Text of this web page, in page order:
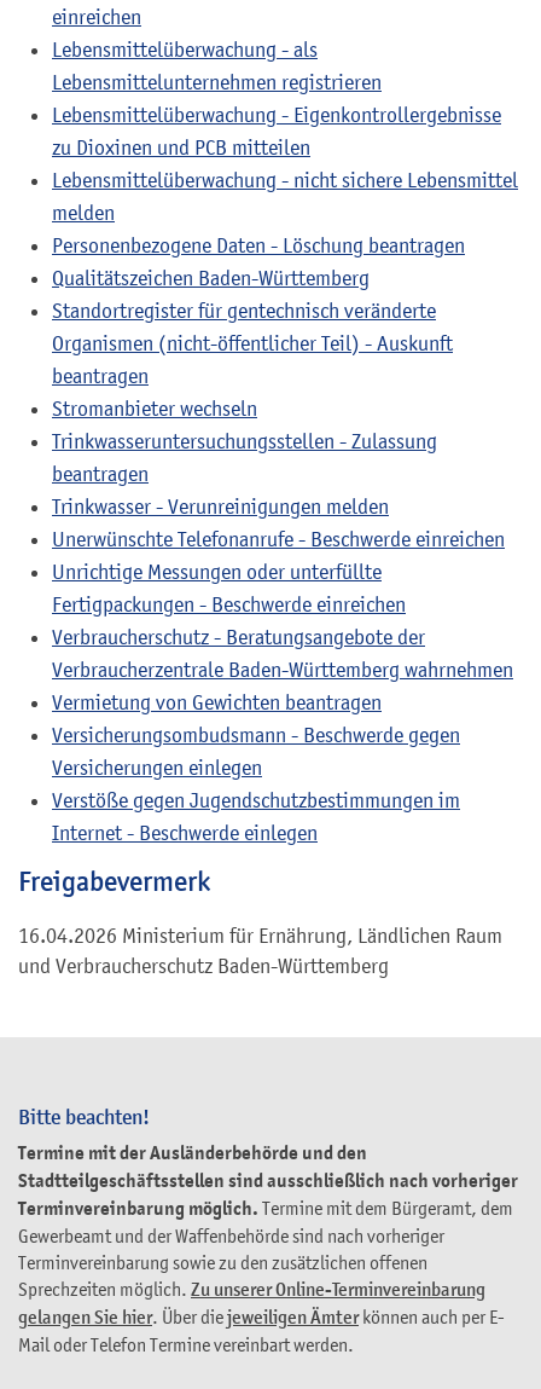
Bitte beachten!
Termine mit der Ausländerbehörde und den
Stadtteilgeschäftsstellen sind ausschließlich nach vorheriger
Terminvereinbarung möglich. Termine mit dem Bürgeramt, dem
Gewerbeamt und der Waffenbehörde sind nach vorheriger
Terminvereinbarung sowie zu den zusätzlichen offenen
Sprechzeiten möglich. Zu unserer Online-Terminvereinbarung
gelangen Sie hier. Über diejeweiligen Ämterkönnen auch per E-
Mail oder Telefon Termine vereinbart werden.
einreichen
Lebensmittelüberwachung - als
Lebensmittelunternehmen registrieren
Lebensmittelüberwachung - Eigenkontrollergebnisse
zu Dioxinen und PCB mitteilen
Lebensmittelüberwachung - nicht sichere Lebensmittel
melden
Personenbezogene Daten - Löschung beantragen
Qualitätszeichen Baden-Württemberg
Standortregister für gentechnisch veränderte
Organismen (nicht-öffentlicher Teil) - Auskunft
beantragen
Stromanbieter wechseln
Trinkwasseruntersuchungsstellen - Zulassung
beantragen
Trinkwasser - Verunreinigungen melden
Unerwünschte Telefonanrufe - Beschwerde einreichen
Unrichtige Messungen oder unterfüllte
Fertigpackungen - Beschwerde einreichen
Verbraucherschutz - Beratungsangebote der
Verbraucherzentrale Baden-Württemberg wahrnehmen
Vermietung von Gewichten beantragen
Versicherungsombudsmann - Beschwerde gegen
Versicherungen einlegen
Verstöße gegen Jugendschutzbestimmungen im
Internet - Beschwerde einlegen
Freigabevermerk
16.04.2026 Ministerium für Ernährung, Ländlichen Raum
und Verbraucherschutz Baden-Württemberg